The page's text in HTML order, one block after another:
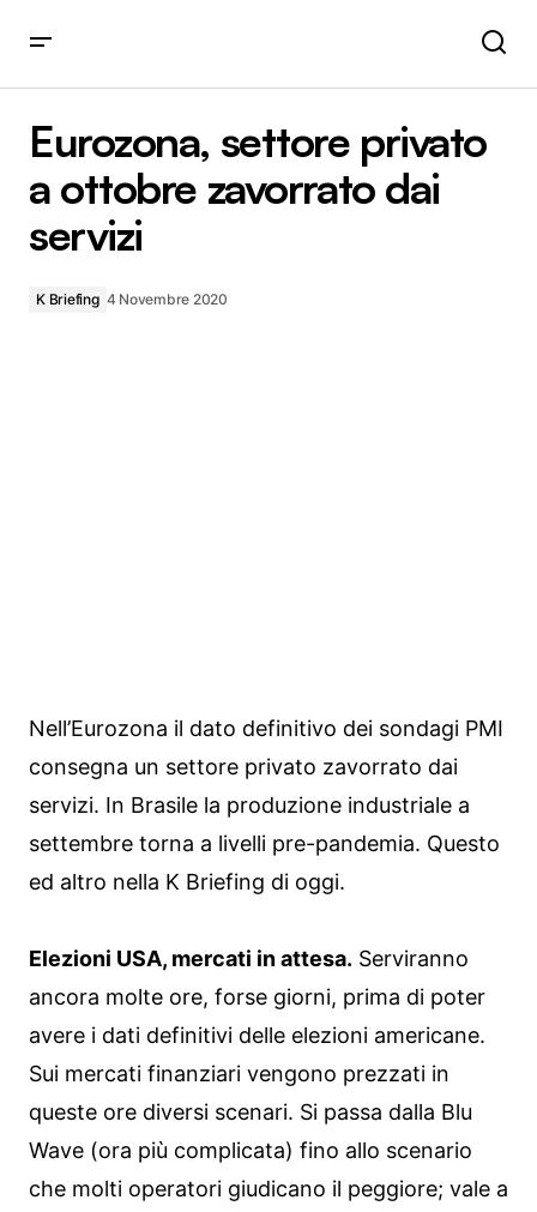
Eurozona, settore privato
a ottobre zavorrato dai
servizi
K Briefing 4 Novembre 2020
Nell’Eurozona il dato definitivo dei sondagi PMI
consegna un settore privato zavorrato dai
servizi. In Brasile la produzione industriale a
settembre torna a livelli pre-pandemia. Questo
ed altro nella K Briefing di oggi.
Elezioni USA, mercati in attesa. Serviranno
ancora molte ore, forse giorni, prima di poter
avere i dati definitivi delle elezioni americane.
Sui mercati finanziari vengono prezzati in
queste ore diversi scenari. Si passa dalla Blu
Wave (ora più complicata) fino allo scenario
che molti operatori giudicano il peggiore; vale a